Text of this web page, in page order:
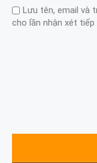
Lưu tên, email và
cho lần nhận xét tiếp